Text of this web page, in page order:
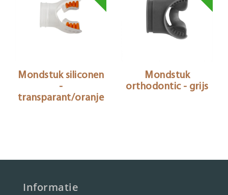
Mondstuk siliconen
-
transparant/oranje
Mondstuk
orthodontic - grijs
Informatie